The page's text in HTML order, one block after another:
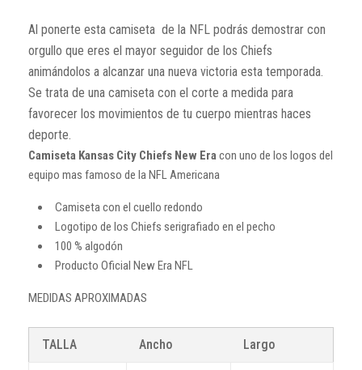
Al ponerte esta camiseta de la NFL podrás demostrar con
orgullo que eres el mayor seguidor de los Chiefs
animándolos a alcanzar una nueva victoria esta temporada.
Se trata de una camiseta con el corte a medida para
favorecer los movimientos de tu cuerpo mientras haces
deporte.
Camiseta Kansas City Chiefs New Eracon uno de los logos del
equipo mas famoso de la NFL Americana
Camiseta con el cuello redondo
Logotipo de los Chiefs serigrafiado en el pecho
100 % algodón
Producto Oficial New Era NFL
MEDIDAS APROXIMADAS
TALLA Ancho Largo